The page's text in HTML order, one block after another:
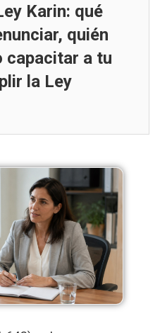
Karin: qué
quién
capacitar a tu
la Ley